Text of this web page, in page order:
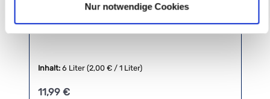
Nur notwendige Cookies
12x Mio Mio Mate Ginger
Inhalt: 6 Liter (2,00 € / 1 Liter)
Regulärer Preis:
11,99 €